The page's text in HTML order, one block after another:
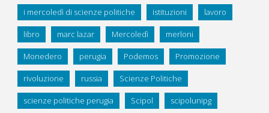
i mercoledì di scienze politiche istituzioni lavoro
libro marc lazar Mercoledì merloni
Monedero perugia Podemos Promozione
rivoluzione russia Scienze Politiche
scienze politiche perugia Scipol scipolunipg